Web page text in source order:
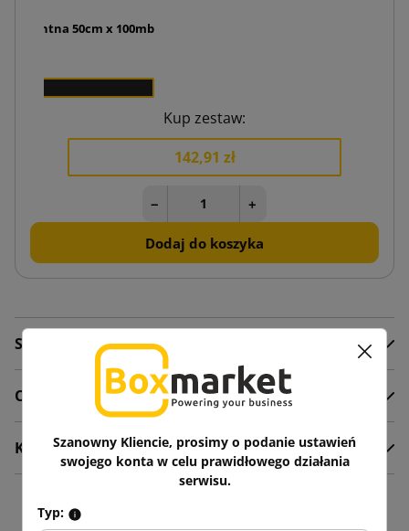
50cm x 100mb
Kup zestaw:
142,91 zł
− +
Dodaj do koszyka
Szczegóły produktu
Opis
Komentarze
16 innych produktów w
Szanowny Kliencie, prosimy o podanie ustawień
swojego konta w celu prawidłowego działania
serwisu.
Typ: